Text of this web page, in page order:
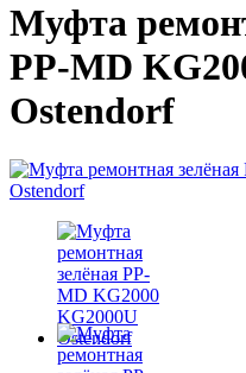
Муфта
PP-MD
Ostendorf